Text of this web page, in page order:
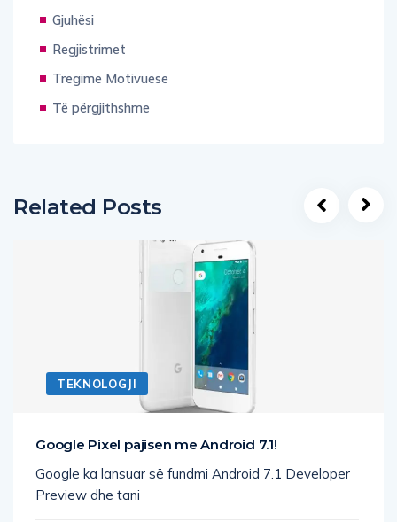
Gjuhësi
Regjistrimet
Tregime Motivuese
Të përgjithshme
Related Posts
TEKNOLOGJI
Google Pixel pajisen me Android 7.1!
Google ka lansuar së fundmi Android 7.1 Developer
Preview dhe tani